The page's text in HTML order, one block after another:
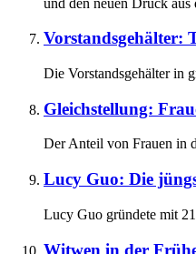
Vorstandsgehälter:
Die Vorstandsgehälter in
Gleichstellung:
Der Anteil von Frauen in
Lucy Guo: Die
Lucy Guo gründete mit
Witwen in der